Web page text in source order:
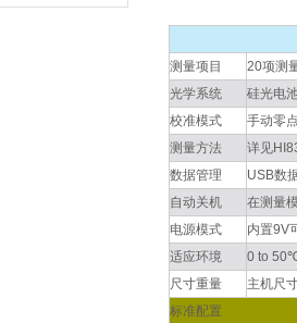
测量项目
20项测
光学系统
硅光电
校准模式
手动零
测量方法
详见
数据管理
USB数
自动关机
在测量
电源模式
内置9V
适应环境
0 to
尺寸重量
主机尺
标准配置